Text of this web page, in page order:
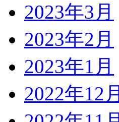
2023年3月
2023年2月
2023年1月
2022年12月